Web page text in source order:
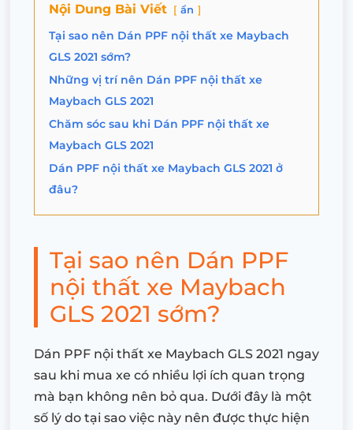
Nội Dung Bài Viết ẩn
Tại sao nên Dán PPF nội thất xe Maybach
GLS 2021 sớm?
Những vị trí nên Dán PPF nội thất xe
Maybach GLS 2021
Chăm sóc sau khi Dán PPF nội thất xe
Maybach GLS 2021
Dán PPF nội thất xe Maybach GLS 2021 ở
đâu?
Tại sao nên Dán PPF
nội thất xe Maybach
GLS 2021 sớm?
Dán PPF nội thất xe Maybach GLS 2021 ngay
sau khi mua xe có nhiều lợi ích quan trọng
mà bạn không nên bỏ qua. Dưới đây là một
số lý do tại sao việc này nên được thực hiện